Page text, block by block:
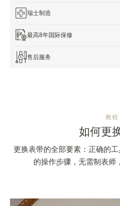
瑞士制造
最高8年国际保修
售后服务
教程
如何更
更换表带的全部要素：正确的
的操作步骤，无需制表师